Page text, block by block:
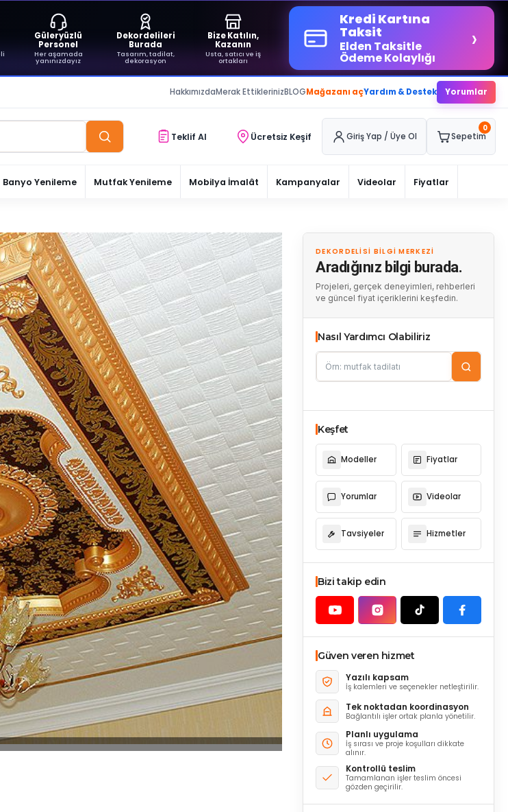
Güleryüzlü
Personel
Her aşamada
yanınızdayız
Dekordelileri
Burada
Tasarım, tadilat,
dekorasyon
Bize Katılın,
Kazanın
Usta, satıcı ve iş
ortakları
Kredi Kartına
Taksit
Elden Taksitle
Ödeme Kolaylığı
›
● BİZİMLE DAİMA KÂRDASINIZ... HakkımızdaMerak EttiklerinizBLOGMağazanı açYardım & Destek Yorumlar
Teklif Al Ücretsiz Keşif Giriş Yap / Üye Ol
0
Sepetim
Banyo Yenileme Mutfak Yenileme Mobilya İmalât Kampanyalar Videolar Fiyatlar
DEKORDELISI BILGI MERKEZI
Aradığınız bilgi burada.
Projeleri, gerçek deneyimleri, rehberleri
ve güncel fiyat içeriklerini keşfedin.
Nasıl Yardımcı Olabiliriz
Keşfet
Modeller Fiyatlar
Yorumlar Videolar
Tavsiyeler Hizmetler
Bizi takip edin
Güven veren hizmet
Yazılı kapsam
İş kalemleri ve seçenekler netleştirilir.
Tek noktadan koordinasyon
Bağlantılı işler ortak planla yönetilir.
Planlı uygulama
İş sırası ve proje koşulları dikkate
alınır.
Kontrollü teslim
Tamamlanan işler teslim öncesi
gözden geçirilir.